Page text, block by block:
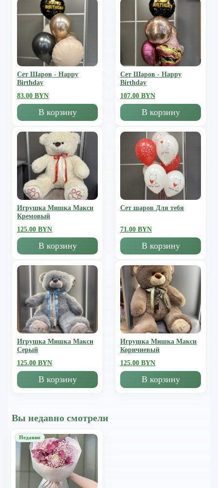
Сет Шаров - Happy
Birthday
83.00 BYN
В корзину
Сет Шаров - Happy
Birthday
107.00 BYN
В корзину
Игрушка Мишка Mакси
Кремовый
125.00 BYN
В корзину
Сет шаров Для тебя
71.00 BYN
В корзину
Игрушка Мишка Mакси
Серый
125.00 BYN
В корзину
Игрушка Мишка Mакси
Коричневый
125.00 BYN
В корзину
Вы недавно смотрели